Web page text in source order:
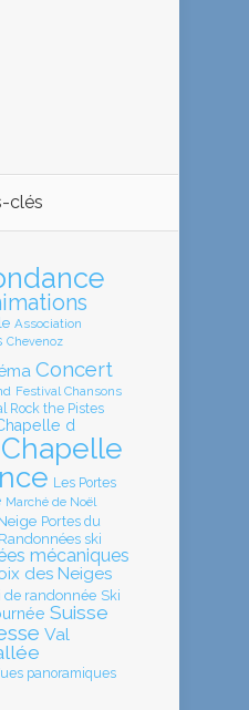
clés
Association
Chevenoz
Concert
Festival Chansons
Rock the Pistes
d
Les Portes
Marché de Noël
Portes du
Randonnées ski
mécaniques
des Neiges
de randonnée Ski
Suisse
Val
panoramiques